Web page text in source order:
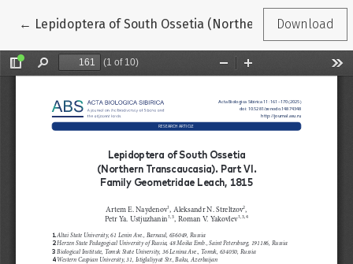
← Return to Article Details
Lepidoptera of South Ossetia (Northern Download